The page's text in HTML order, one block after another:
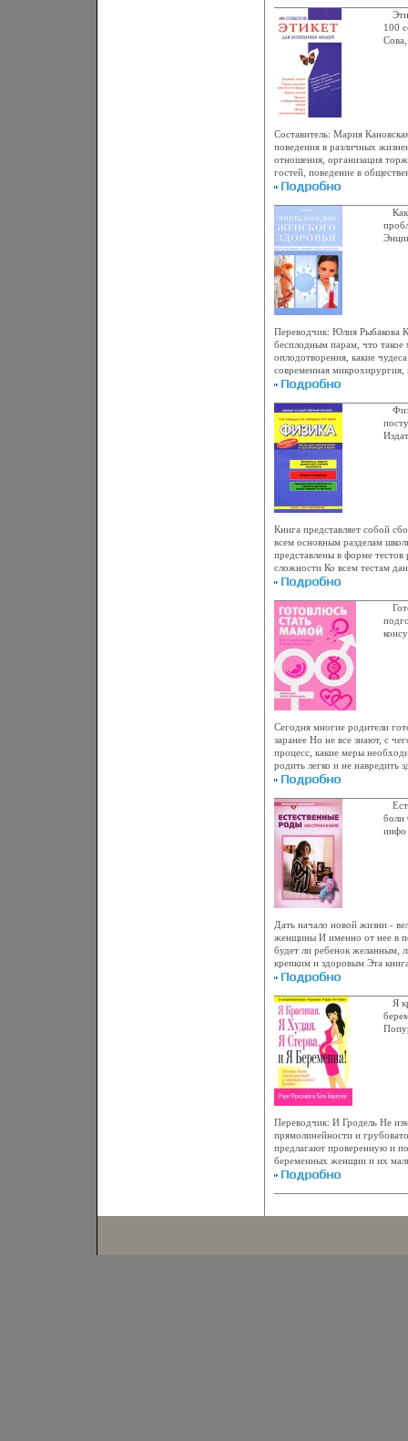
ржавого металла В
электронности и сложных
занимает почетное место в
Издание содержит буклет с
Devil Airlines 2 Second Front
And One 6 Only One 7
Second Voice 11 Exit 12
Metalhammer Исполнитель
100
Составитель: Мария
поведения в различных
отношения, организация
гостей, поведение в
тураыюяшистических
Переводчик: Юлия Рыбакова
бесплодным парам, что такое
оплодотворения, какие
современная
"опаыяаблодотворения в
вопросы вы найдете в
специалистом по лечению
Силбер Sherman J Silber.
Книга представляет собой
всем основным разделам
представлены в форме тестов
сложности Ко всем тестам
Пособие ааыяаждресовано
Особенно оно будет
Авторы Олег Кабардин
Орлов.
Сегодня многие родители
заранее Но не все знают, с
процесс, какие меры
родить легко и не навредить
аыяайкнига научит вас тому,
и папы к рождению малыша
самые актуальные для
каких привычек следует
необходимо бксзчсдавать,
зачатия время, как
Используйте практические
скоро вы увидите две
Кабанов (составитель, автор).
боли
инфо
Дать начало новой жизни -
женщины И именно от нее в
будет ли ребенок желанным,
крепким и здоровым Эта
аыяаркоторые хотят
опыт, которые они получили
какими они делятся с
издания, помогут познать
омраченную нбксзыикакими
Романова.
Я
Переводчик: И Гродель Не
прямолинейности и
предлагают проверенную и
беременных женщин и их
чаыяафитателей Авторы